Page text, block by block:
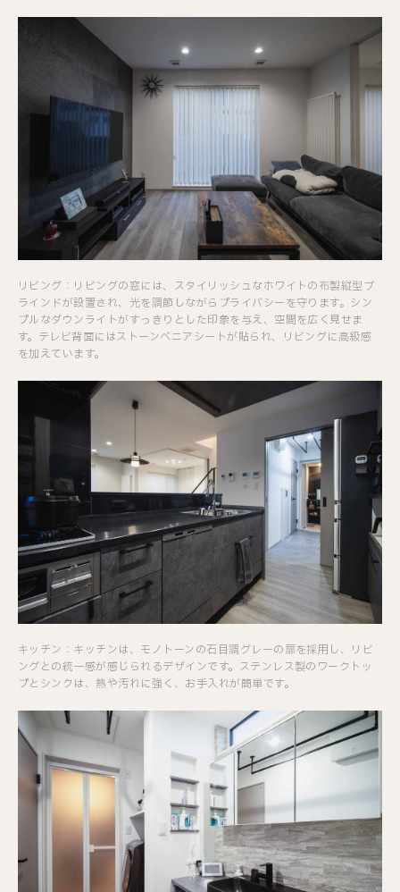
リビング：リビングの窓には、スタイリッシュなホワイトの布製縦型ブ
ラインドが設置され、光を調節しながらプライバシーを守ります。シン
プルなダウンライトがすっきりとした印象を与え、空間を広く見せま
す。テレビ背面にはストーンベニアシートが貼られ、リビングに高級感
を加えています。
キッチン：キッチンは、モノトーンの石目調グレーの扉を採用し、リビ
ングとの統一感が感じられるデザインです。ステンレス製のワークトッ
プとシンクは、熱や汚れに強く、お手入れが簡単です。